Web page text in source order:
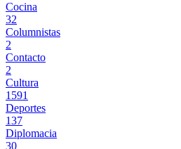
Cocina
32
Columnistas
2
Contacto
2
Cultura
1591
Deportes
137
Diplomacia
30